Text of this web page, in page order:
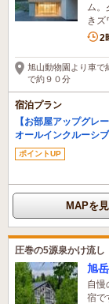
ム
き
5
2
旭山動物園より車で
で約９０分
宿泊プラン
【お部屋アップグ
オールインクルーシ
ポイントUP
MAPを
圧巻の5源泉かけ流
旭
自慢
宿で